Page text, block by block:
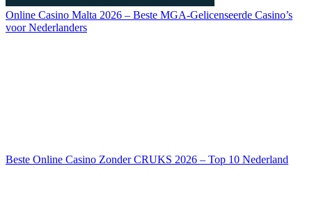
Online Casino Malta 2026 – Beste MGA-Gelicenseerde Casino’s
voor Nederlanders
Beste Online Casino Zonder CRUKS 2026 – Top 10 Nederland